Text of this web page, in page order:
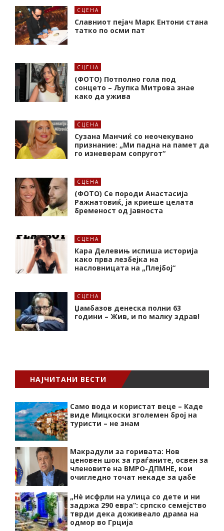
СЦЕНА
Славниот пејач Марк Ентони стана
татко по осми пат
СЦЕНА
(ФОТО) Потполно гола под
сонцето – Љупка Митрова знае
како да ужива
СЦЕНА
Сузана Манчиќ со неочекувано
признание: „Ми падна на памет да
го изневерам сопругот“
СЦЕНА
(ФОТО) Се породи Анастасија
Ражнатовиќ, ја криеше целата
бременост од јавноста
СЦЕНА
Кара Делевињ испиша историја
како прва лезбејка на
насловницата на „Плејбој“
СЦЕНА
Џамбазов денеска полни 63
години – Жив, и по малку здрав!
НАЈЧИТАНИ ВЕСТИ
Само вода и користат веце – Каде
виде Мицкоски зголемен број на
туристи – не знам
Макрадули за горивата: Нов
ценовен шок за граѓаните, освен за
членовите на ВМРО-ДПМНЕ, кои
очигледно точат некаде за џабе
„Нѐ исфрли на улица со дете и ни
задржа 290 евра“: српско семејство
тврди дека доживеало драма на
одмор во Грција